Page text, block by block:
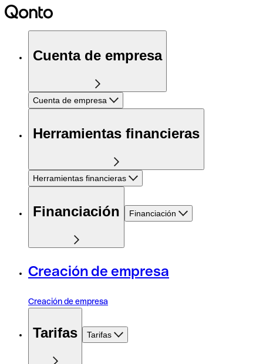
Cuenta de empresa
Cuenta de empresa
Herramientas financieras
Herramientas financieras
Financiación Financiación
Creación de empresa
Creación de empresa
Tarifas Tarifas